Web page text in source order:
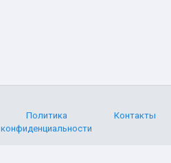
Политика
конфиденциальности
Контакты